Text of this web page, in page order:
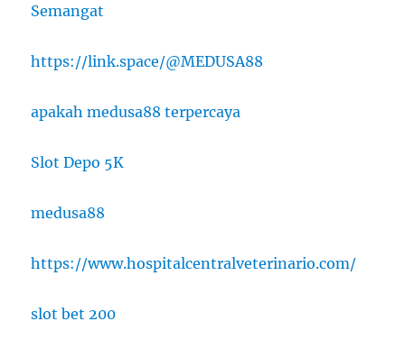
Semangat
https://link.space/@MEDUSA88
apakah medusa88 terpercaya
Slot Depo 5K
medusa88
https://www.hospitalcentralveterinario.com/
slot bet 200